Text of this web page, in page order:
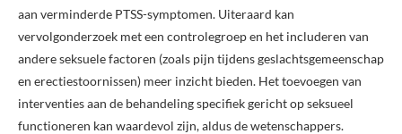
aan verminderde PTSS-symptomen. Uiteraard kan
vervolgonderzoek met een controlegroep en het includeren van
andere seksuele factoren (zoals pijn tijdens geslachtsgemeenschap
en erectiestoornissen) meer inzicht bieden. Het toevoegen van
interventies aan de behandeling specifiek gericht op seksueel
functioneren kan waardevol zijn, aldus de wetenschappers.